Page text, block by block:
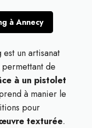
à Annecy
est un artisanat
de
à un pistolet
à manier le
pour
texturée.